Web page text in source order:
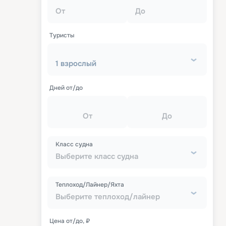
От До
Туристы
1 взрослый
Дней от/до
От До
Выберите класс судна
Класс судна
Выберите теплоход/лайнер
Теплоход/Лайнер/Яхта
Цена от/до, ₽